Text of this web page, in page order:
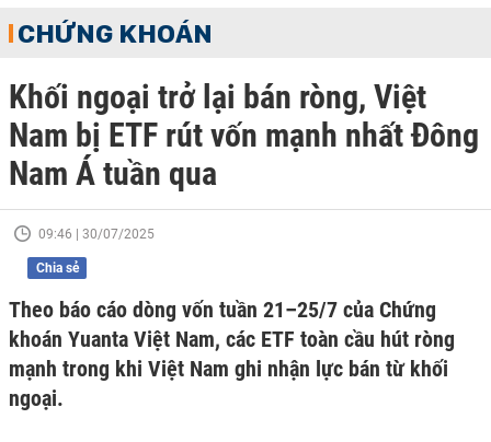
CHỨNG KHOÁN
Khối ngoại trở lại bán ròng, Việt
Nam bị ETF rút vốn mạnh nhất Đông
Nam Á tuần qua
09:46 | 30/07/2025
Chia sẻ
Theo báo cáo dòng vốn tuần 21–25/7 của Chứng
khoán Yuanta Việt Nam, các ETF toàn cầu hút ròng
mạnh trong khi Việt Nam ghi nhận lực bán từ khối
ngoại.